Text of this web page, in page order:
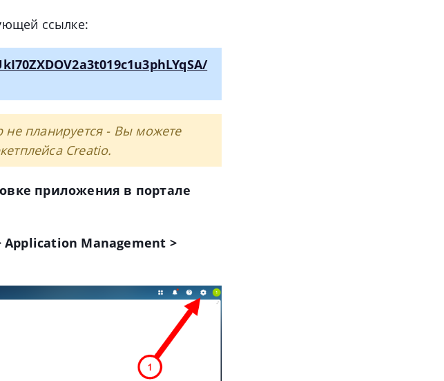
ссылке:
не планируется - Вы можете
Creatio.
приложения в портале
Application Management >